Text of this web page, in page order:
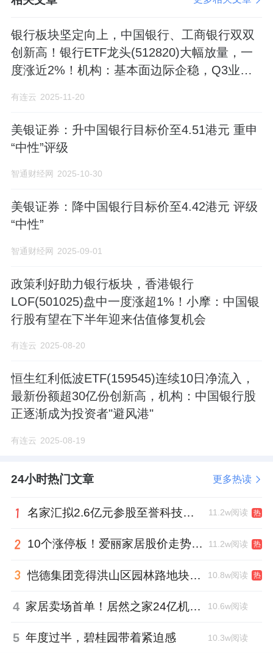
银行板块坚定向上，中国银行、工商银行双双
创新高！银行ETF龙头(512820)大幅放量，一
度涨近2%！机构：基本面边际企稳，Q3业绩
有连云 2025-11-20
美银证券：升中国银行目标价至4.51港元 重申
“中性”评级
智通财经网 2025-10-30
美银证券：降中国银行目标价至4.42港元 评级
“中性”
智通财经网 2025-09-01
政策利好助力银行板块，香港银行
LOF(501025)盘中一度涨超1%！小摩：中国银
行股有望在下半年迎来估值修复机会
有连云 2025-08-20
恒生红利低波ETF(159545)连续10日净流入，
最新份额超30亿份创新高，机构：中国银行股
正逐渐成为投资者"避风港"
有连云 2025-08-19
24小时热门文章 更多热读
名家汇拟2.6亿元参股至誉科技，跨界布局工业级固态存储 11.2w阅读 热
10个涨停板！爱丽家居股价走势有点狂 11.2w阅读 热
恺德集团竞得洪山区园林路地块，引入贝好家C2M产品定位及营销服务 10.8w阅读 热
4 家居卖场首单！居然之家24亿机构间REITs获深交所无异议函 10.6w阅读
5 年度过半，碧桂园带着紧迫感 10.3w阅读